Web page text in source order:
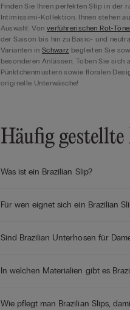
Finden Sie Ihren perfekten Slip in der
Intimissimi-Kollektion. Ihnen stehen
Auswahl: Von verführerischen Rot-
der Saison bis hin zu Basic- und
Varianten in Schwarz begleiten Sie
besonderen Anlässen. Toben Sie sich
Pünktchenmustern sowie floralen
originelle Unterwäsche!
Häufig gestellte
Was ist ein Brazilian Slip?
Für wen eignet sich ein Brazilian
Sind Brazilian Unterhosen für
In welchen Materialien gibt es
Wie pflegt man Brazilian Slips,